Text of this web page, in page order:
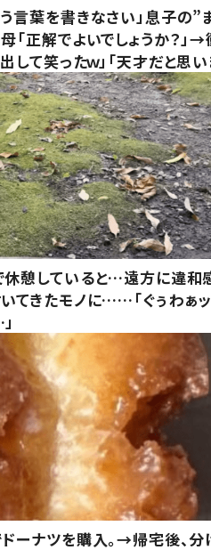
う言葉を書きなさい」息子の”
「正解でよいでしょうか？」
して笑ったｗ」「天才だと思い
休憩していると…遠方に違和
てきたモノに……「ぐぅわぁッ
ーナツを購入。→帰宅後、分